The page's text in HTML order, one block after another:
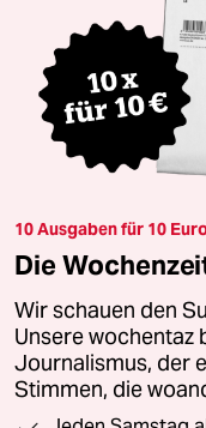
10 Ausgaben für 10
Die
Wir schauen den
Unsere wochentaz
Journalismus, der
Stimmen, die